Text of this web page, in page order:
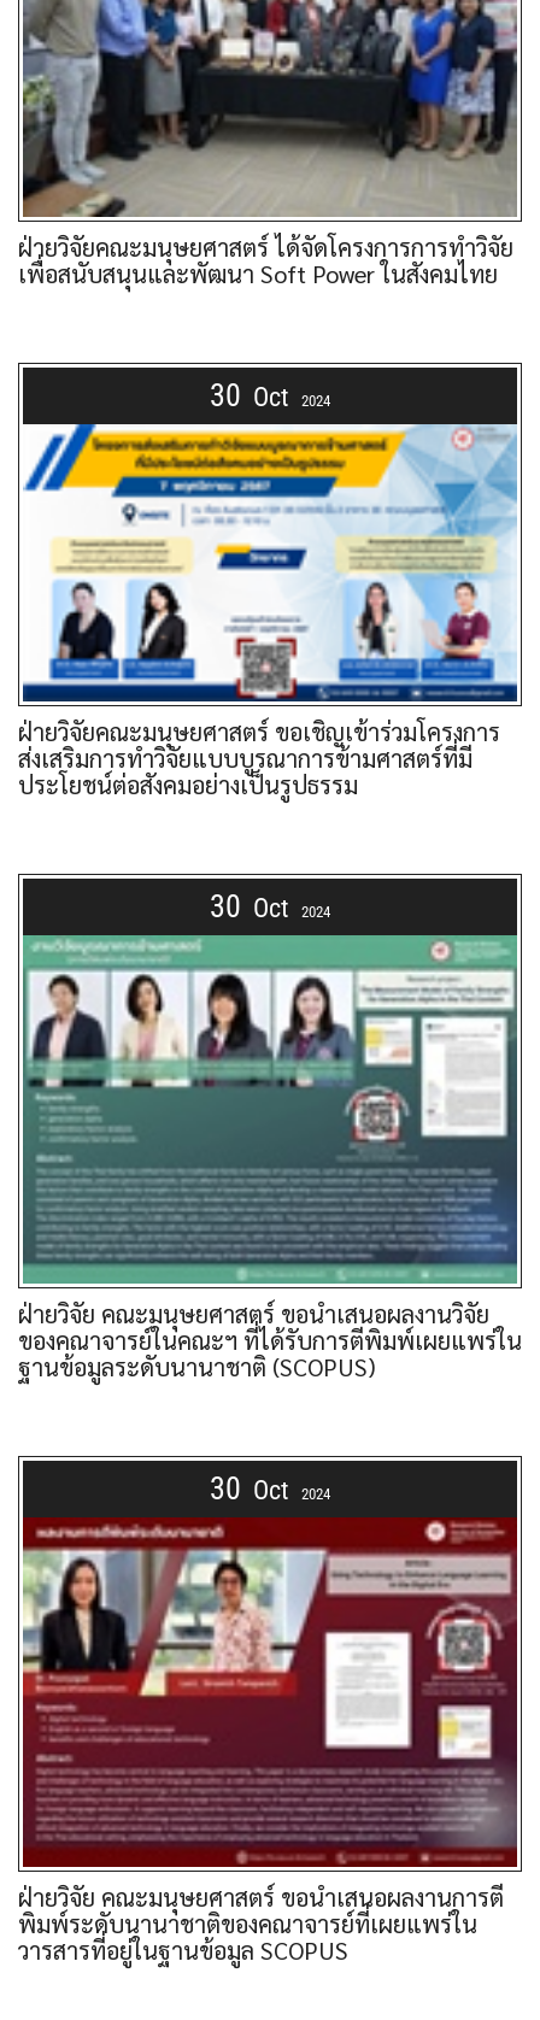
ฝ่ายวิจัยคณะมนุษยศาสตร์ ได้จัดโครงการการทำวิจัย
เพื่อสนับสนุนและพัฒนา Soft Power ในสังคมไทย
30 Oct 2024
ฝ่ายวิจัยคณะมนุษยศาสตร์ ขอเชิญเข้าร่วมโครงการ
ส่งเสริมการทำวิจัยแบบบูรณาการข้ามศาสตร์ที่มี
ประโยชน์ต่อสังคมอย่างเป็นรูปธรรม
30 Oct 2024
ฝ่ายวิจัย คณะมนุษยศาสตร์ ขอนำเสนอผลงานวิจัย
ของคณาจารย์ในคณะฯ ที่ได้รับการตีพิมพ์เผยแพร่ใน
ฐานข้อมูลระดับนานาชาติ (SCOPUS)
30 Oct 2024
ฝ่ายวิจัย คณะมนุษยศาสตร์ ขอนำเสนอผลงานการตี
พิมพ์ระดับนานาชาติของคณาจารย์ที่เผยแพร่ใน
วารสารที่อยู่ในฐานข้อมูล SCOPUS